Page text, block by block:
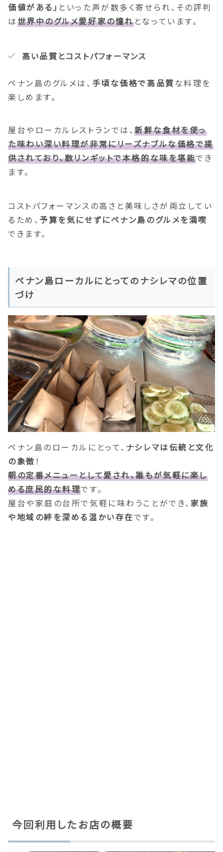
価値がある」 といった声が数多く寄せられ、その評判
は世界中のグルメ愛好家の憧れとなっています。
高い品質とコストパフォーマンス
ペナン島のグルメは、 手頃な価格で高品質な料理を
楽しめます。
屋台やローカルレストランでは、新鮮な食材を使っ
た味わい深い料理が非常にリーズナブルな価格で提
供されており、数リンギットで本格的な味を堪能でき
ます。
コストパフォーマンスの高さと美味しさが両立してい
るため、 予算を気にせずにペナン島のグルメを満喫
できます。
ペナン島ローカルにとってのナシレマの位置
づけ
ペナン島のローカルにとって、 ナシレマは伝統と文化
の象徴 ！
朝の定番メニューとして愛され、誰もが気軽に楽し
める庶民的な料理です。
屋台や家庭の台所で気軽に味わうことができ、 家族
や地域の絆を深める温かい存在です。
今回利用したお店の概要